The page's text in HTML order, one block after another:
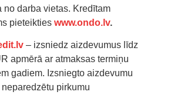
no darba vietas. Kredītam
pieteikties www.ondo.lv.
– izsniedz aizdevumus līdz
apmērā ar atmaksas termiņu
gadiem. Izsniegto aizdevumu
pirkumu